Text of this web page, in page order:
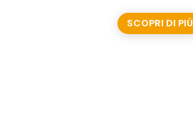
SCOPRI DI PIÙ